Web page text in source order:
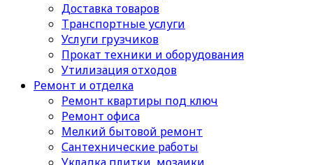
Доставка товаров
Транспортные услуги
Услуги грузчиков
Прокат техники и оборудования
Утилизация отходов
Ремонт и отделка
Ремонт квартиры под ключ
Ремонт офиса
Мелкий бытовой ремонт
Сантехнические работы